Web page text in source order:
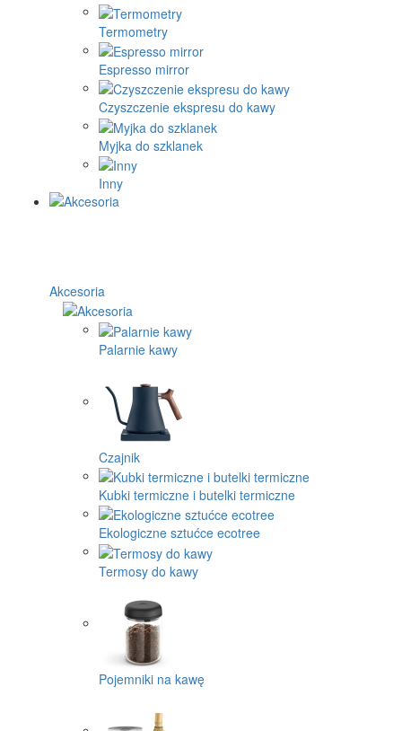
Termometry
Espresso mirror
Czyszczenie ekspresu do kawy
Myjka do szklanek
Inny
Akcesoria
Palarnie kawy
Czajnik
Kubki termiczne i butelki termiczne
Ekologiczne sztućce ecotree
Termosy do kawy
Pojemniki na kawę